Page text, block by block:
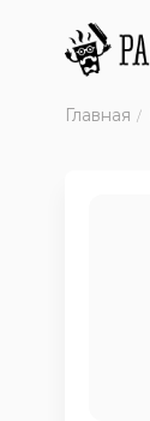
Главная